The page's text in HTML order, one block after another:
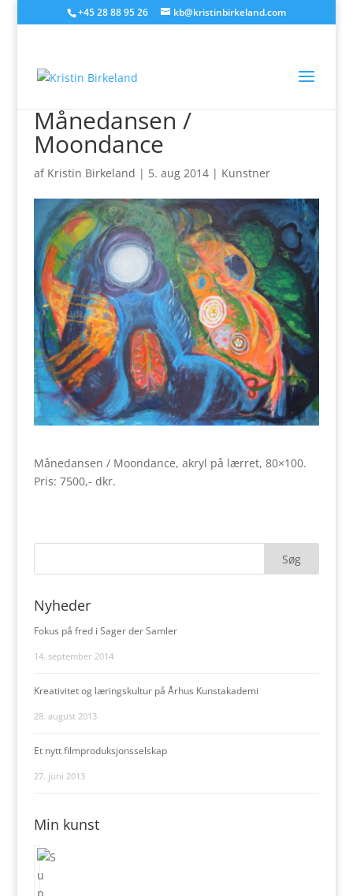
+45 28 88 95 26 kb@kristinbirkeland.com
Månedansen /
Moondance
af Kristin Birkeland | 5. aug 2014| Kunstner
Månedansen / Moondance, akryl på lærret, 80×100.
Pris: 7500,- dkr.
Nyheder
Fokus på fred i Sager der Samler
14. september 2014
Kreativitet og læringskultur på Århus Kunstakademi
28. august 2013
Et nytt filmproduksjonsselskap
27. juni 2013
Min kunst